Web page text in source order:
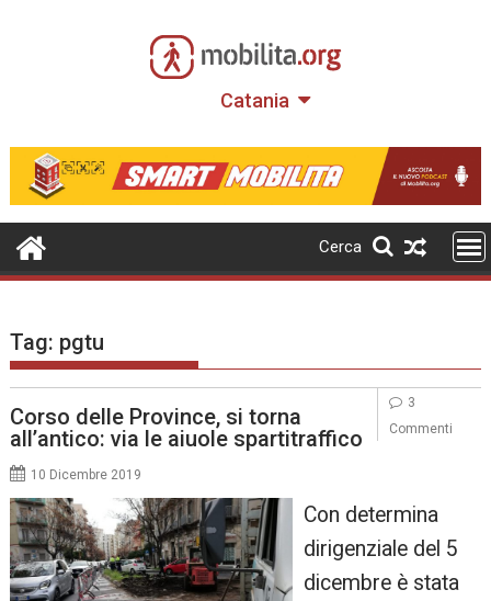
Catania
Cerca
Tag: pgtu
Corso delle Province, si torna
all’antico: via le aiuole spartitraffico
10 Dicembre 2019
Con determina
dirigenziale del 5
dicembre è stata
3
Commenti